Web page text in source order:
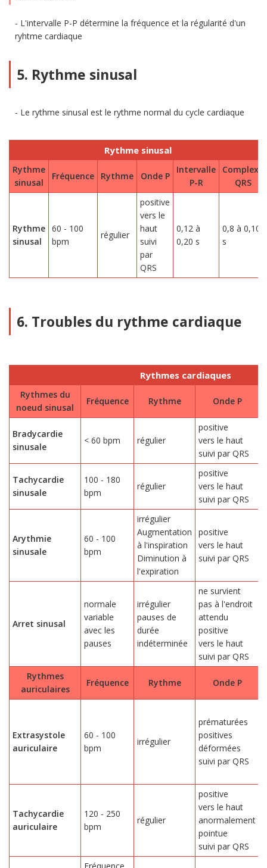
L'intervalle P-P détermine la fréquence et la régularité d'un
ryhtme cardiaque
5. Rythme sinusal
Le rythme sinusal est le rythme normal du cycle cardiaque
Rythme sinusal
Rythme
sinusal
Fréquence Rythme Onde P
Intervalle
P-R
Complexe
QRS
Rythme
sinusal
60 - 100
bpm
régulier
positive
vers le
haut
suivi
par
QRS
0,12 à
0,20 s
0,8 à 0,10
s
6. Troubles du rythme cardiaque
Rythmes cardiaques
Rythmes du
noeud sinusal
Fréquence Rythme Onde P
Bradycardie
sinusale
< 60 bpm régulier
positive
vers le haut
suivi par QRS
Tachycardie
sinusale
100 - 180
bpm
régulier
positive
vers le haut
suivi par QRS
Arythmie
sinusale
60 - 100
bpm
irrégulier
Augmentation
à l'inspiration
Diminution à
l'expiration
positive
vers le haut
suivi par QRS
Arret sinusal
normale
variable
avec les
pauses
irrégulier
pauses de
durée
indéterminée
ne survient
pas à l'endroit
attendu
positive
vers le haut
suivi par QRS
Rythmes
auriculaires
Fréquence Rythme Onde P
Extrasystole
auriculaire
60 - 100
bpm
irrégulier
prématurées
positives
déformées
suivi par QRS
Tachycardie
auriculaire
120 - 250
bpm
régulier
positive
vers le haut
anormalement
pointue
suivi par QRS